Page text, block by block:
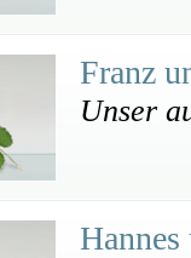
Franz
Unser